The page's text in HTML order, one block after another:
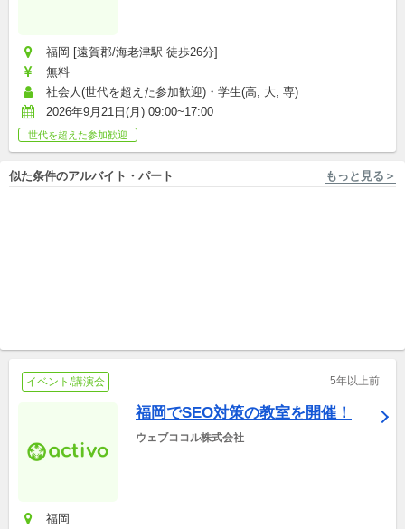
福岡 [遠賀郡/海老津駅 徒歩26分]
無料
社会人(世代を超えた参加歓迎)・学生(高, 大, 専)
2026年9月21日(月) 09:00~17:00
世代を超えた参加歓迎
似た条件のアルバイト・パート もっと見る＞
イベント/講演会 5年以上前
福岡でSEO対策の教室を開催！
ウェブココル株式会社
福岡